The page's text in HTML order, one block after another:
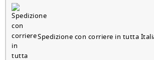
Spedizione con corriere in tutta